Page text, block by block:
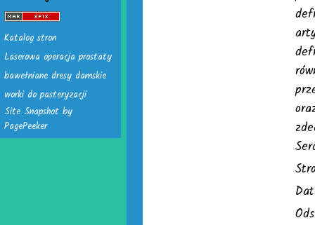
Katalog stron
Laserowa operacja prostaty
bawełniane dresy damskie
worki do pasteryzacji
Site Snapshot by
PagePeeker